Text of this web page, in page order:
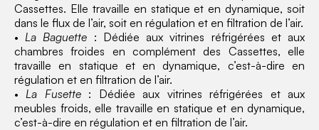
Cassettes. Elle travaille en statique et en dynamique, soit
dans le flux de l’air, soit en régulation et en filtration de l’air.
•La Baguette : Dédiée aux vitrines réfrigérées et aux
chambres froides en complément des Cassettes, elle
travaille en statique et en dynamique, c’est-à-dire en
régulation et en filtration de l’air.
•La Fusette: Dédiée aux vitrines réfrigérées et aux
meubles froids, elle travaille en statique et en dynamique,
c’est-à-dire en régulation et en filtration de l’air.